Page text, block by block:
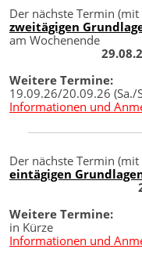
Der nächste Termin
zweitägigen
am Wochenende
Weitere Termine:
19.09.26/20.09.26 (Sa./
Informationen und
Der nächste Termin
eintägigen
Weitere Termine:
in Kürze
Informationen und